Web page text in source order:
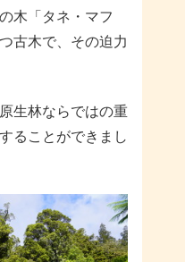
木「タネ・マフ
古木で、その迫力
生林ならではの重
ることができまし